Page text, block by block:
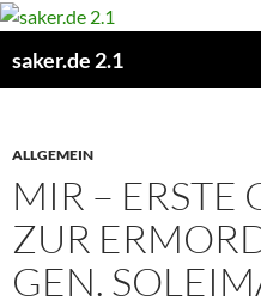
Zum
springen
saker.de 2.1
ALLGEMEIN
MIR – ERSTE
ZUR
GEN.